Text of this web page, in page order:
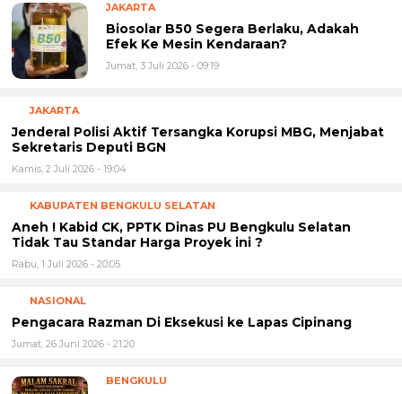
JAKARTA
Biosolar B50 Segera Berlaku, Adakah
Efek Ke Mesin Kendaraan?
Jumat, 3 Juli 2026 - 09:19
JAKARTA
Jenderal Polisi Aktif Tersangka Korupsi MBG, Menjabat
Sekretaris Deputi BGN
Kamis, 2 Juli 2026 - 19:04
KABUPATEN BENGKULU SELATAN
Aneh ! Kabid CK, PPTK Dinas PU Bengkulu Selatan
Tidak Tau Standar Harga Proyek ini ?
Rabu, 1 Juli 2026 - 20:05
NASIONAL
Pengacara Razman Di Eksekusi ke Lapas Cipinang
Jumat, 26 Juni 2026 - 21:20
BENGKULU